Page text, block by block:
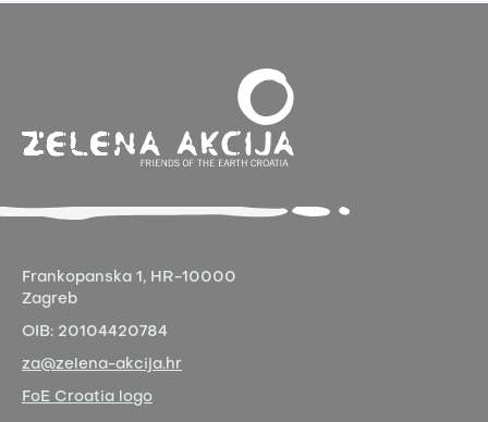
Frankopanska 1, HR-10000
Zagreb
OIB: 20104420784
za@zelena-akcija.hr
FoE Croatia logo